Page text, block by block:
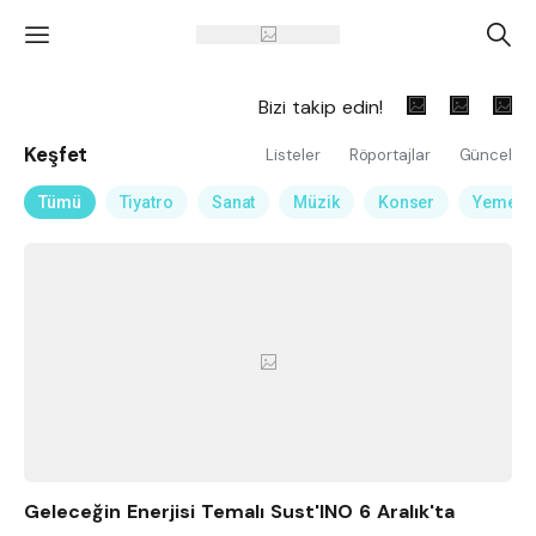
' A
Bizi takip edin!
Keşfet Listeler Röportajlar Güncel
Tümü Tiyatro Sanat Müzik Konser Yemek
Geleceğin Enerjisi Temalı Sust'INO 6 Aralık'ta